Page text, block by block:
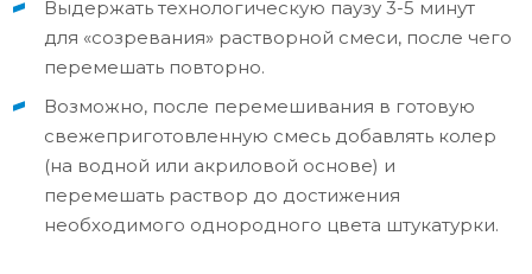
Выдержать технологическую паузу 3-5 минут
для «созревания» растворной смеси, после чего
перемешать повторно.
Возможно, после перемешивания в готовую
свежеприготовленную смесь добавлять колер
(на водной или акриловой основе) и
перемешать раствор до достижения
необходимого однородного цвета штукатурки.